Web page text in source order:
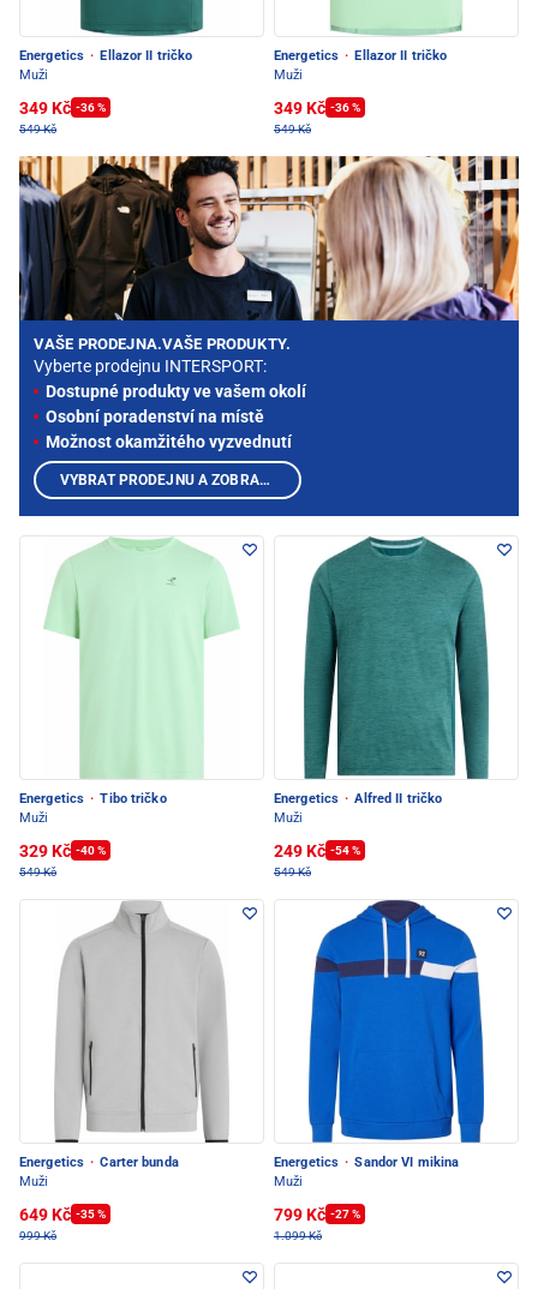
Energetics · Ellazor II tričko
Muži
349 Kč -36 %
549 Kč
Energetics · Ellazor II tričko
Muži
349 Kč -36 %
549 Kč
Energetics · Tibo tričko
Muži
329 Kč -40 %
549 Kč
Energetics · Alfred II tričko
Muži
249 Kč -54 %
549 Kč
Energetics · Carter bunda
Muži
649 Kč -35 %
999 Kč
Energetics · Sandor VI mikina
Muži
799 Kč -27 %
1.099 Kč
VAŠE PRODEJNA.VAŠE PRODUKTY.
Vyberte prodejnu INTERSPORT:
Dostupné produkty ve vašem okolí
Osobní poradenství na místě
Možnost okamžitého vyzvednutí
VYBRAT PRODEJNU A ZOBRAZIT PRODUKTY